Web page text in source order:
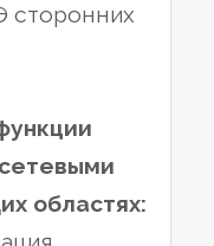
сторонних
областях: